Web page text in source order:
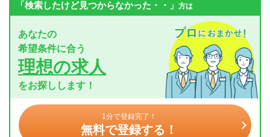
「検索したけど見つからなかった・・」 方は
あなたの
希望条件に合う
理想の求人
をお探しします！
1分で登録完了！
無料で登録する！